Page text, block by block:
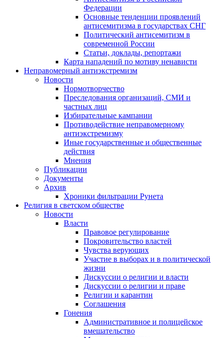
Федерации
Основные тенденции проявлений
антисемитизма в государствах СНГ
Политический антисемитизм в
современной России
Статьи, доклады, репортажи
Карта нападений по мотиву ненависти
Неправомерный антиэкстремизм
Новости
Нормотворчество
Преследования организаций, СМИ и
частных лиц
Избирательные кампании
Противодействие неправомерному
антиэкстремизму
Иные государственные и общественные
действия
Мнения
Публикации
Документы
Архив
Хроники фильтрации Рунета
Религия в светском обществе
Новости
Власти
Правовое регулирование
Покровительство властей
Чувства верующих
Участие в выборах и в политической
жизни
Дискуссии о религии и власти
Дискуссии о религии и праве
Религии и карантин
Соглашения
Гонения
Административное и полицейское
вмешательство